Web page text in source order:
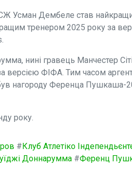
Усман Дембеле став
тренером 2025 року за
нині гравець Манчестер
версією ФІФА. Тим часом
нагороду Ференца Пушкаша-
року.
#Клуб Атлетіко
Доннарумма #Ференц